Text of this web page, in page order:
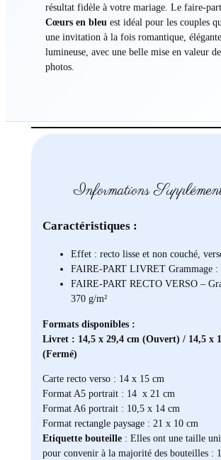
résultat fidèle à votre mariage. Le faire-part
Cœurs en bleu est idéal pour les couples
une invitation à la fois romantique,
lumineuse, avec une belle mise en valeur
photos.
Informations
Caractéristiques :
Effet : recto lisse et non couché,
FAIRE-PART LIVRET Grammage :
FAIRE-PART RECTO VERSO –
370 g/m²
Formats disponibles :
Livret : 14,5 x 29,4 cm (Ouvert) / 14,5 x
(Fermé)
Carte recto verso : 14 x 15 cm
Format A5 portrait : 14 x 21 cm
Format A6 portrait : 10,5 x 14 cm
Format rectangle paysage : 21 x 10 cm
Etiquette bouteille: Elles ont une taille
pour convenir à la majorité des bouteilles :